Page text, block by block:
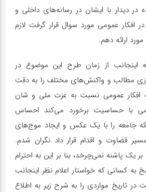
در دیدار با ایشان در رسانه‌های داخلی و
افکار عمومی مورد سوال قرار گرفت لازم
ارائه دهم.
از زمان طرح این موضوع در
مطالب و واکنش‌های مختلف را به دقت
افکار عمومی نسبت به عزت ملی و شان
با حساسیت برخورد می‌کند احساس
جامعه را با یک عکس و ایجاد موج‌های
قضاوت و اقدام قرار داد نگران شدم.
یک پاشنه نمی‌چرخد، بنا بر این به احترام
به کسانی که خواستار اعلام نظر اینجانب
در تاریخ مواردی را به شرح زیر به اطلاع